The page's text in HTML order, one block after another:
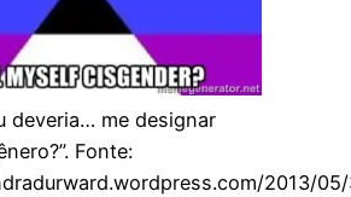
deveria… me designar
Fonte:
2013/